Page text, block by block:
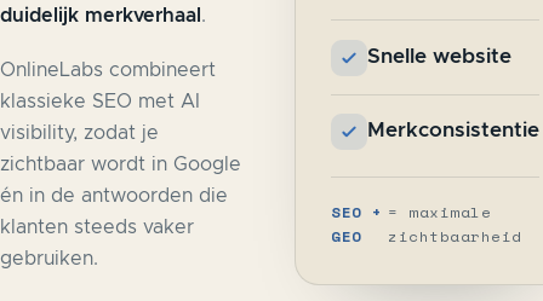
duidelijk merkverhaal .
OnlineLabs combineert
klassieke SEO met AI
visibility, zodat je
zichtbaar wordt in Google
én in de antwoorden die
klanten steeds vaker
gebruiken.
Snelle website
Merkconsistentie
SEO +
GEO
= maximale
zichtbaarheid